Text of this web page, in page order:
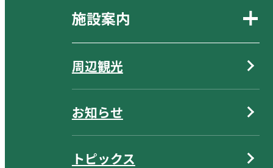
施設案内
周辺観光
お知らせ
トピックス